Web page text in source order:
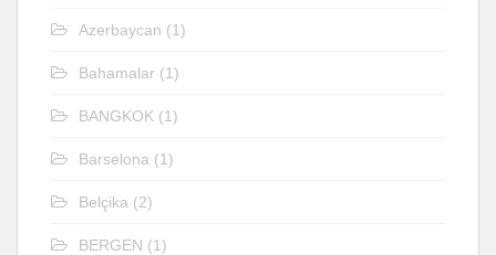
Azerbaycan (1)
Bahamalar (1)
BANGKOK (1)
Barselona (1)
Belçika (2)
BERGEN (1)